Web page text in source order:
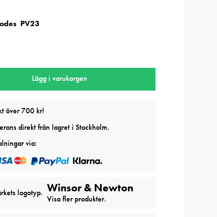
PV23
Lägg i varukorgen
över 700 kr!
direkt från lagret i Stockholm.
via:
Winsor & Newton
Visa fler produkter.